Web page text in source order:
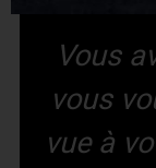
Vous
vous
vue à